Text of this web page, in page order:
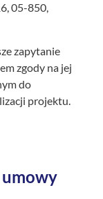
05-850,
zapytanie
zgody na jej
do
projektu.